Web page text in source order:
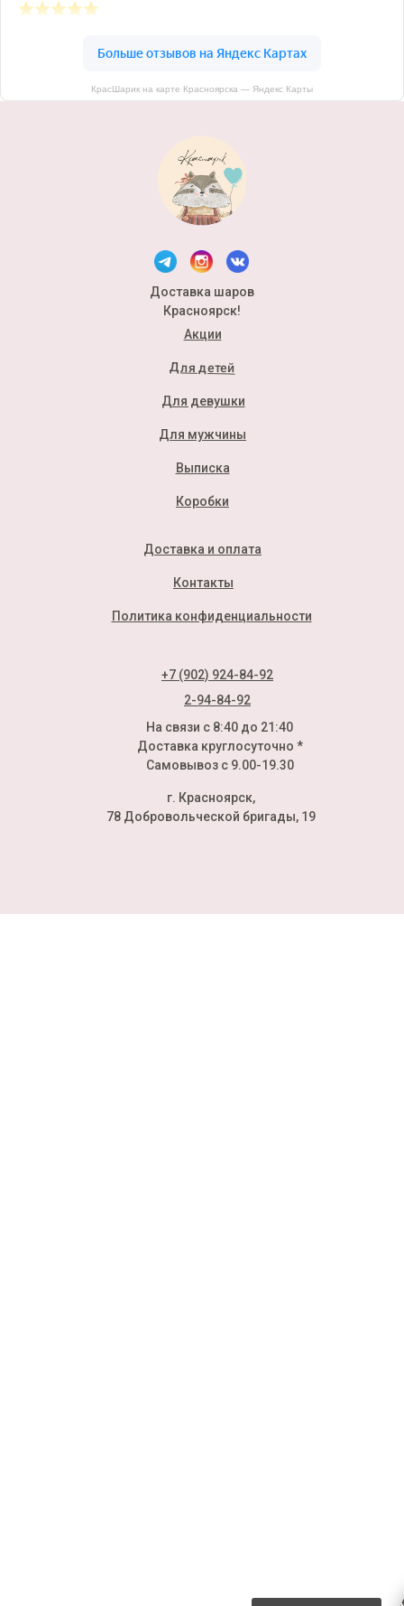
КрасШарик на карте Красноярска — Яндекс Карты
Доставка шаров
Красноярск!
Акции
Для детей
Для девушки
Для мужчины
Выписка
Коробки
На связи с 8:40 до 21:40
Доставка круглосуточно *
Самовывоз с 9.00-19.30
г. Красноярск,
78 Добровольческой бригады, 19
Политика конфиденциальности
Доставка и оплата
Контакты
+7 (902) 924-84-92
2-94-84-92